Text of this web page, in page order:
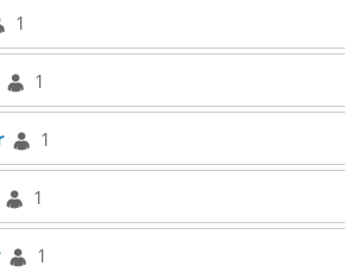
1
1
1
1
1